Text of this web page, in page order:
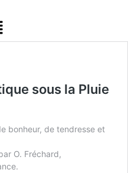
sous la Pluie
bonheur, de tendresse et
O. Fréchard,